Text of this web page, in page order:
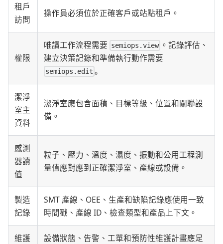
租戶
訪問
操作員必須位於正確客戶或站點租戶。
權限
唯讀工作流程需要 semiops.view 。記錄評估、
建立決策記錄和準備執行動作需要
semiops.edit 。
潔淨
室主
資料
潔淨室應包含面積、目標等級、位置和關聯設
備。
感測
器讀
值
粒子、壓力、溫度、濕度、振動和公用工程測
量值應對應到正確潔淨室、產線或設備。
製造
記錄
SMT 產線、OEE、生產和缺陷記錄應使用一致
時間戳、產線 ID、檢查類型和產品上下文。
維護
設備狀態、告警、工單和預防性維護計畫應足